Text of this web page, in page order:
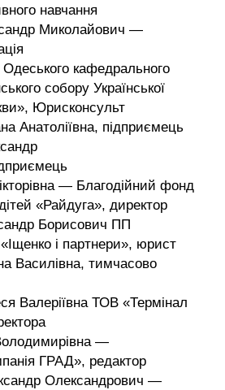
навчання
Миколайович —
кафедрального
собору Української
Юрисконсульт
Анатоліївна, підприємець
— Благодійний фонд
«Райдуга», директор
Борисович ПП
і партнери», юрист
Василівна, тимчасово
Валеріївна ТОВ «Термінал
—
ГРАД», редактор
Олександрович —